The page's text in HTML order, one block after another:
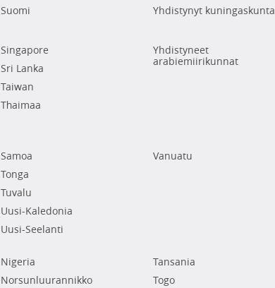
Suomi
Yhdistynyt kuningaskunta
Singapore
Sri Lanka
Taiwan
Thaimaa
Yhdistyneet
arabiemiirikunnat
Samoa
Tonga
Tuvalu
Uusi-Kaledonia
Uusi-Seelanti
Vanuatu
Nigeria
Norsunluurannikko
Tansania
Togo